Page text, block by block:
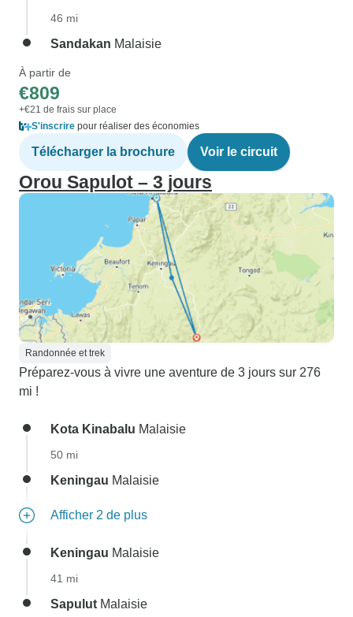
46 mi
Sandakan Malaisie
À partir de
€809
+€21 de frais sur place
S'inscrire pour réaliser des économies
Télécharger la brochure Voir le circuit
Orou Sapulot – 3 jours
Randonnée et trek
Préparez-vous à vivre une aventure de 3 jours sur 276
mi !
Kota Kinabalu Malaisie
50 mi
Keningau Malaisie
Afficher 2 de plus
Keningau Malaisie
41 mi
Sapulut Malaisie